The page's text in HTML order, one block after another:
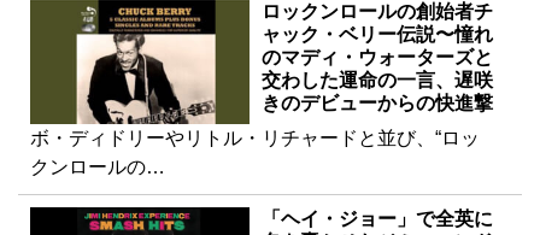
ロックンロールの創始者チ
ャック・ベリー伝説〜憧れ
のマディ・ウォーターズと
交わした運命の一言、遅咲
きのデビューからの快進撃
ボ・ディドリーやリトル・リチャードと並び、“ロッ
クンロールの…
「ヘイ・ジョー」で全英に